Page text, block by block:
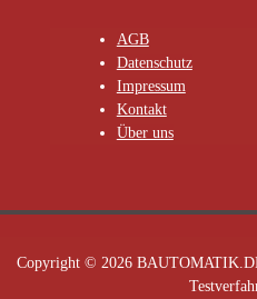
AGB
Datenschutz
Impressum
Kontakt
Über uns
Copyright © 2026